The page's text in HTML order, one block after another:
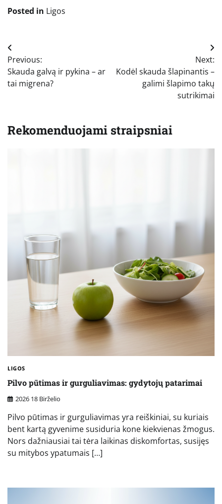
Posted in Ligos
Navigacija
tarp
įrašų
Previous:
Skauda galvą ir pykina – ar
tai migrena?
Next:
Kodėl skauda šlapinantis –
galimi šlapimo takų
sutrikimai
Rekomenduojami straipsniai
LIGOS
Pilvo pūtimas ir gurguliavimas: gydytojų patarimai
2026 18 Birželio
Pilvo pūtimas ir gurguliavimas yra reiškiniai, su kuriais
bent kartą gyvenime susiduria kone kiekvienas žmogus.
Nors dažniausiai tai tėra laikinas diskomfortas, susijęs
su mitybos ypatumais […]